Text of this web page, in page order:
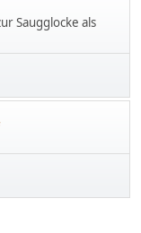
Saugglocke als